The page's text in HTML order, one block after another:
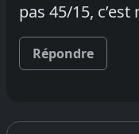
pas 45/15,
Répondre